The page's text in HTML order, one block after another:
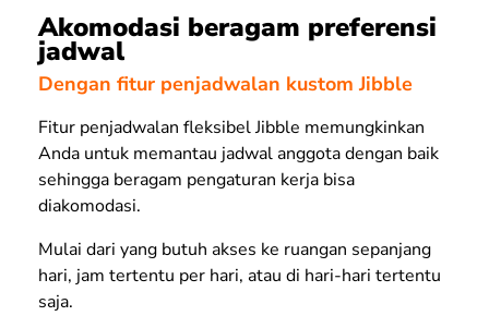
Akomodasi beragam preferensi
jadwal
Dengan fitur penjadwalan kustom Jibble
Fitur penjadwalan fleksibel Jibble memungkinkan
Anda untuk memantau jadwal anggota dengan baik
sehingga beragam pengaturan kerja bisa
diakomodasi.
Mulai dari yang butuh akses ke ruangan sepanjang
hari, jam tertentu per hari, atau di hari-hari tertentu
saja.